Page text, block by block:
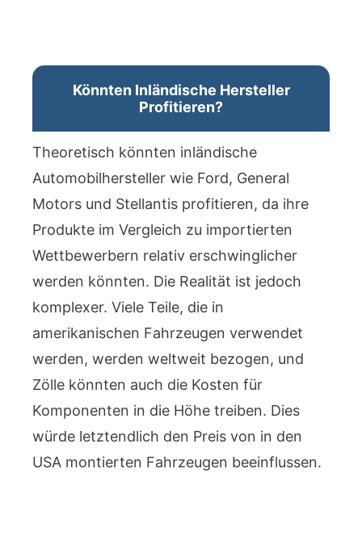
Könnten Inländische Hersteller
Profitieren?
Theoretisch könnten inländische
Automobilhersteller wie Ford, General
Motors und Stellantis profitieren, da ihre
Produkte im Vergleich zu importierten
Wettbewerbern relativ erschwinglicher
werden könnten. Die Realität ist jedoch
komplexer. Viele Teile, die in
amerikanischen Fahrzeugen verwendet
werden, werden weltweit bezogen, und
Zölle könnten auch die Kosten für
Komponenten in die Höhe treiben. Dies
würde letztendlich den Preis von in den
USA montierten Fahrzeugen beeinflussen.